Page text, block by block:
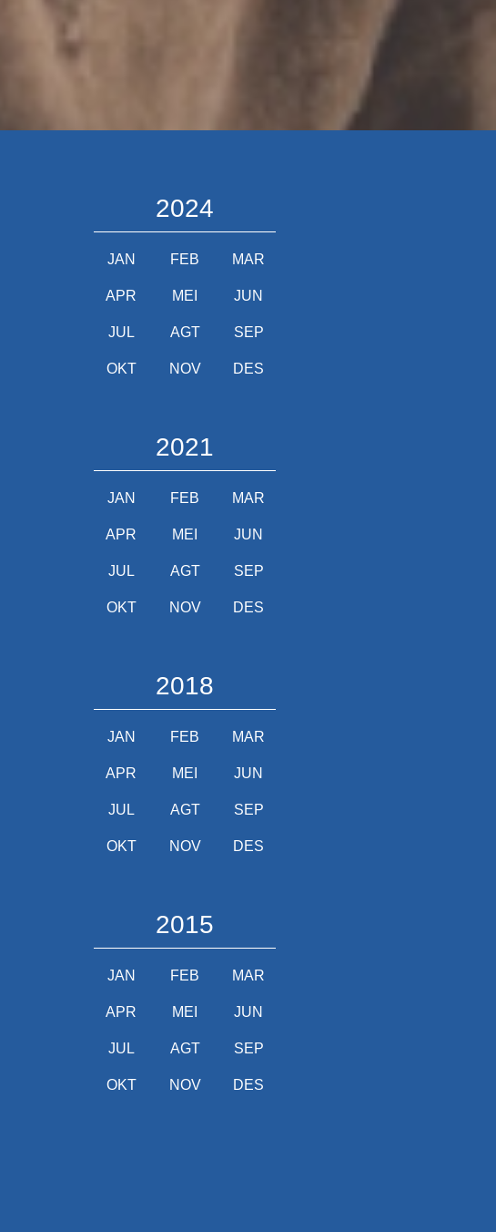
2024
JAN FEB MAR
APR MEI JUN
JUL AGT SEP
OKT NOV DES
2021
JAN FEB MAR
APR MEI JUN
JUL AGT SEP
OKT NOV DES
2018
JAN FEB MAR
APR MEI JUN
JUL AGT SEP
OKT NOV DES
2015
JAN FEB MAR
APR MEI JUN
JUL AGT SEP
OKT NOV DES